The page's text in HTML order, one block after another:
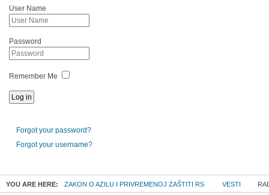
User Name
Password
Remember Me
Forgot your password?
Forgot your username?
YOU ARE HERE: ZAKON O AZILU I PRIVREMENOJ ZAŠTITI RS VESTI